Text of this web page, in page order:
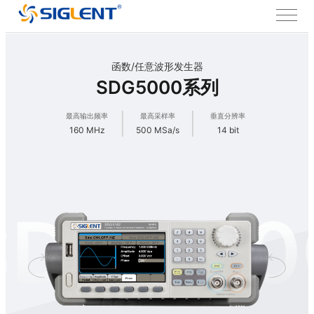
函数/任意波形发生器
SDG5000系列
最高输出频率
160 MHz
最高采样率
500 MSa/s
垂直分辨率
14 bit